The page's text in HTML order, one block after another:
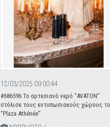
12/03/2025 09:00:44
#686596 To αρτεσιανό νερό “AVATON”
στόλισε τους εντυπωσιακούς χώρους
“Plaza Athénée”